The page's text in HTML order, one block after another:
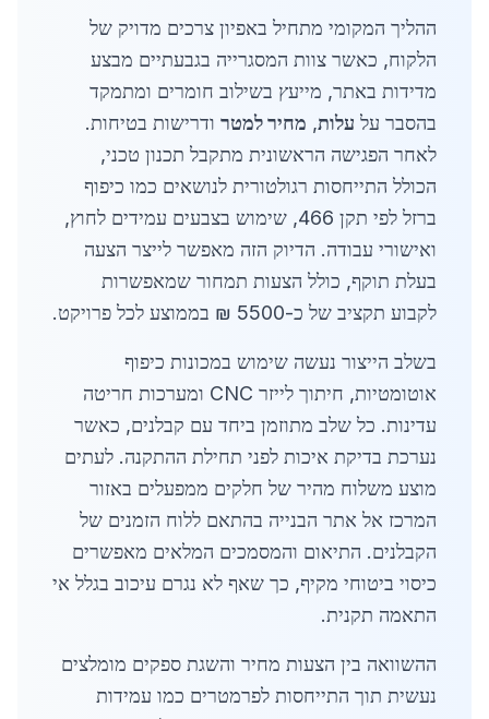
ההליך המקומי מתחיל באפיון צרכים מדויק של
הלקוח, כאשר צוות המסגרייה בגבעתיים מבצע
מדידות באתר, מייעץ בשילוב חומרים ומתמקד
בהסבר על עלות, מחיר למטר ודרישות בטיחות.
לאחר הפגישה הראשונית מתקבל תכנון טכני,
הכולל התייחסות רגולטורית לנושאים כמו כיפוף
ברזל לפי תקן 466, שימוש בצבעים עמידים לחוץ,
ואישורי עבודה. הדיוק הזה מאפשר לייצר הצעה
בעלת תוקף, כולל הצעות תמחור שמאפשרות
לקבוע תקציב של כ-5500 ₪ בממוצע לכל פרויקט.
בשלב הייצור נעשה שימוש במכונות כיפוף
אוטומטיות, חיתוך לייזר CNC ומערכות חריטה
עדינות. כל שלב מתוזמן ביחד עם קבלנים, כאשר
נערכת בדיקת איכות לפני תחילת ההתקנה. לעתים
מוצע משלוח מהיר של חלקים ממפעלים באזור
המרכז אל אתר הבנייה בהתאם ללוח הזמנים של
הקבלנים. התיאום והמסמכים המלאים מאפשרים
כיסוי ביטוחי מקיף, כך שאף לא נגרם עיכוב בגלל אי
התאמה תקנית.
ההשוואה בין הצעות מחיר והשגת ספקים מומלצים
נעשית תוך התייחסות לפרמטרים כמו עמידות